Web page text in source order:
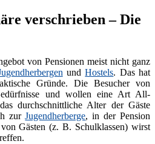
verschrieben – Die
von Pensionen meist nicht ganz
undHostels. Das hat
Gründe. Die Besucher von
und wollen eine Art All-
durchschnittliche Alter der Gäste
zurJugendherberge, in der Pension
von Gästen (z. B. Schulklassen) wirst